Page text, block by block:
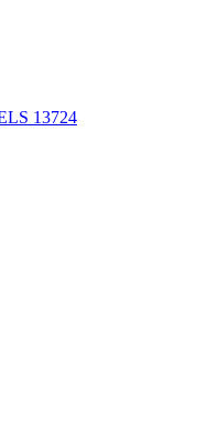
13724